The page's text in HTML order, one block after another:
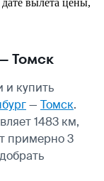
Томск
и купить
— Томск.
1483 км,
примерно 3